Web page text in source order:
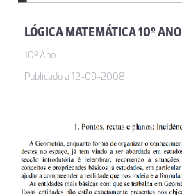
LÓGICA MATEMÁTICA 10º ANO
10º Ano
Publicado a 12-09-2008